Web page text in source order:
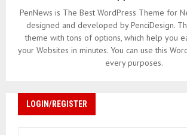
PenNews is The Best WordPress Theme for
designed and developed by PenciDesign.
theme with tons of options, which help you
your Websites in minutes. You can use this
every purposes.
LOGIN/REGISTER